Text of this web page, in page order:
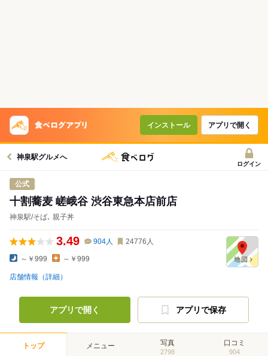
インストール アプリで開く
神泉駅グルメへ
ログイン
公式
十割蕎麦 嵯峨谷 渋谷東急本店前店
神泉駅/そば､ 親子丼
3.49 904人 24776 人
～￥999 ～￥999
店舗情報（詳細）
アプリで開く アプリで保存
トップ メニュー 写真
2798
口コミ
904